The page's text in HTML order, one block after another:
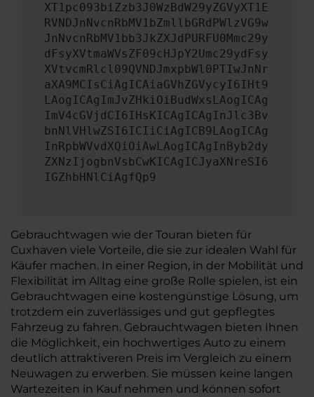
XT1pc093biZzb3J0WzBdW29yZGVyXT1E
RVNDJnNvcnRbMV1bZmllbGRdPWlzVG9w
JnNvcnRbMV1bb3JkZXJdPURFU0Mmc29y
dFsyXVtmaWVsZF09cHJpY2Umc29ydFsy
XVtvcmRlcl09QVNDJmxpbWl0PTIwJnNr
aXA9MCIsCiAgICAiaGVhZGVycyI6IHt9
LAogICAgImJvZHkiOiBudWxsLAogICAg
ImV4cGVjdCI6IHsKICAgICAgInJlc3Bv
bnNlVHlwZSI6ICIiCiAgICB9LAogICAg
InRpbWVvdXQiOiAwLAogICAgInByb2dy
ZXNzIjogbnVsbCwKICAgICJyaXNreSI6
IGZhbHNlCiAgfQp9
Gebrauchtwagen wie der Touran bieten für
Cuxhaven viele Vorteile, die sie zur idealen Wahl für
Käufer machen. In einer Region, in der Mobilität und
Flexibilität im Alltag eine große Rolle spielen, ist ein
Gebrauchtwagen eine kostengünstige Lösung, um
trotzdem ein zuverlässiges und gut gepflegtes
Fahrzeug zu fahren. Gebrauchtwagen bieten Ihnen
die Möglichkeit, ein hochwertiges Auto zu einem
deutlich attraktiveren Preis im Vergleich zu einem
Neuwagen zu erwerben. Sie müssen keine langen
Wartezeiten in Kauf nehmen und können sofort